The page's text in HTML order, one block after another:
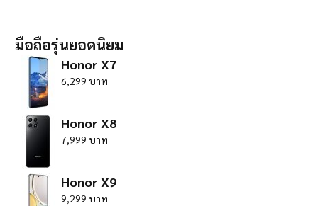
มือถือรุ่นยอดนิยม
Honor X7
6,299 บาท
Honor X8
7,999 บาท
Honor X9
9,299 บาท